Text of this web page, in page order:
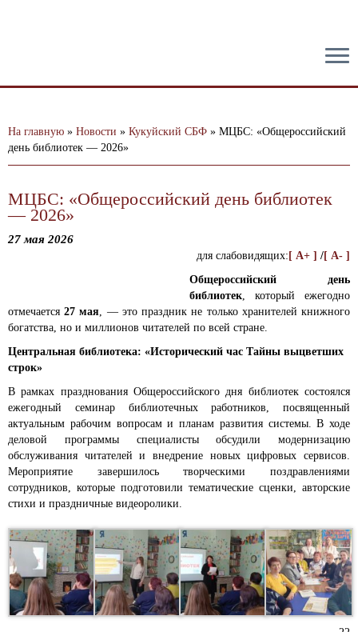
На главную » Новости » Кукуйский СБФ » МЦБС: «Общероссийский
день библиотек — 2026»
МЦБС: «Общероссийский день библиотек
— 2026»
27 мая 2026
для слабовидящих: [ A+ ] /[ A- ]
Общероссийский день
библиотек, который ежегодно
отмечается27 мая, — это праздник не только хранителей книжного
богатства, но и миллионов читателей по всей стране.
Центральная библиотека: «Исторический час Тайны выцветших
строк»
В рамках празднования Общероссийского дня библиотек состоялся
ежегодный семинар библиотечных работников, посвященный
актуальным рабочим вопросам и планам развития системы. В ходе
деловой программы специалисты обсудили модернизацию
обслуживания читателей и внедрение новых цифровых сервисов.
Мероприятие завершилось творческими поздравлениями
сотрудников, которые подготовили тематические сценки, авторские
стихи и праздничные видеоролики.